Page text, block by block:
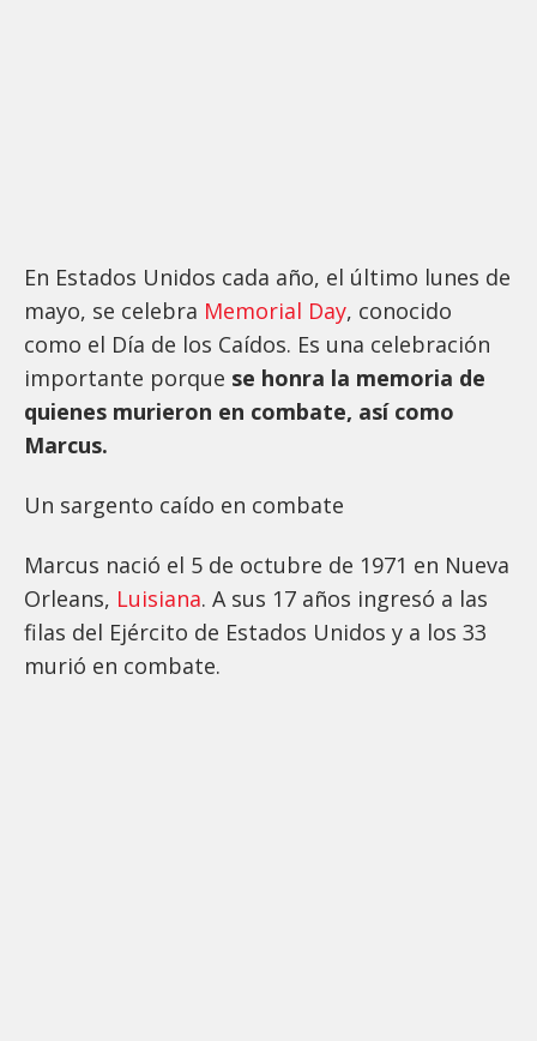
En Estados Unidos cada año, el último lunes de
mayo, se celebra Memorial Day, conocido
como el Día de los Caídos. Es una celebración
importante porque se honra la memoria de
quienes murieron en combate, así como
Marcus.
Un sargento caído en combate
Marcus nació el 5 de octubre de 1971 en Nueva
Orleans, Luisiana. A sus 17 años ingresó a las
filas del Ejército de Estados Unidos y a los 33
murió en combate.